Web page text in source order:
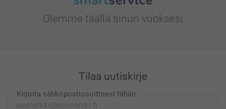
Olemme täällä sinun vuoksesi
Tilaa uutiskirje
Kirjoita sähköpostiosoitteesi tähän